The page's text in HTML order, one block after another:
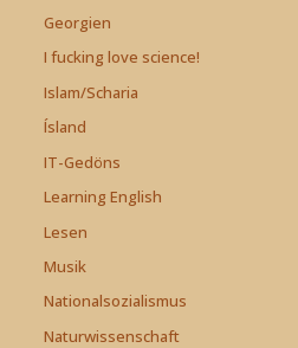
Georgien
I fucking love science!
Islam/Scharia
Ísland
IT-Gedöns
Learning English
Lesen
Musik
Nationalsozialismus
Naturwissenschaft